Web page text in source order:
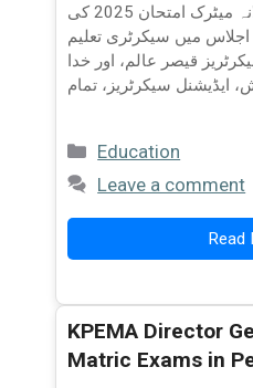
منعقد ہوا، جس میں سالانہ میٹرک امتحان 2025 کی
اجلاس میں سیکرٹری تعلیم
قیصر عالم، اور خدا
Categories
Education
Leave a comment
Read
KPEMA Director
Matric Exams in